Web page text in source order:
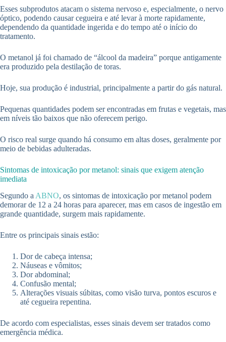
Esses subprodutos atacam o sistema nervoso e, especialmente, o nervo
óptico, podendo causar cegueira e até levar à morte rapidamente,
dependendo da quantidade ingerida e do tempo até o início do
tratamento.
O metanol já foi chamado de “álcool da madeira” porque antigamente
era produzido pela destilação de toras.
Hoje, sua produção é industrial, principalmente a partir do gás natural.
Pequenas quantidades podem ser encontradas em frutas e vegetais, mas
em níveis tão baixos que não oferecem perigo.
O risco real surge quando há consumo em altas doses, geralmente por
meio de bebidas adulteradas.
Sintomas de intoxicação por metanol: sinais que exigem atenção
imediata
Segundo a ABNO, os sintomas de intoxicação por metanol podem
demorar de 12 a 24 horas para aparecer, mas em casos de ingestão em
grande quantidade, surgem mais rapidamente.
Entre os principais sinais estão:
Dor de cabeça intensa;
Náuseas e vômitos;
Dor abdominal;
Confusão mental;
Alterações visuais súbitas, como visão turva, pontos escuros e
até cegueira repentina.
De acordo com especialistas, esses sinais devem ser tratados como
emergência médica.